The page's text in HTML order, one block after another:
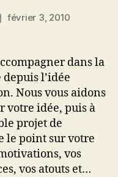
février 3, 2010
dans la
l’idée
Nous vous aidons
votre idée, puis à
projet de
le point sur votre
vos
vos atouts et…